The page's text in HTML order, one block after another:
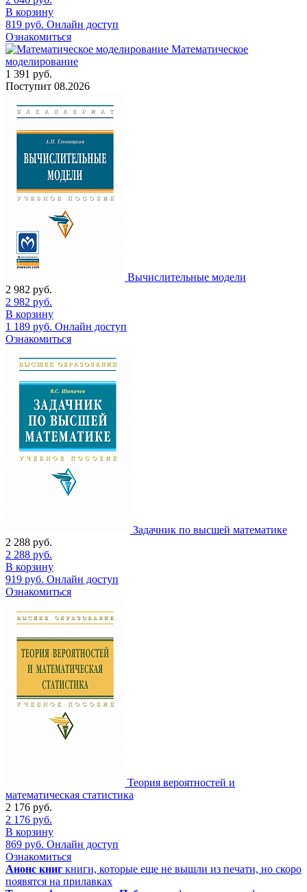
В корзину
819 руб. Онлайн доступ
Ознакомиться
Математическое
моделирование
1 391 руб.
Поступит 08.2026
Вычислительные модели
2 982 руб.
2 982 руб.
В корзину
1 189 руб. Онлайн доступ
Ознакомиться
Задачник по высшей математике
2 288 руб.
2 288 руб.
В корзину
919 руб. Онлайн доступ
Ознакомиться
Теория вероятностей и
математическая статистика
2 176 руб.
2 176 руб.
В корзину
869 руб. Онлайн доступ
Ознакомиться
Анонс книг книги, которые еще не вышли из печати, но скоро
появятся на прилавках